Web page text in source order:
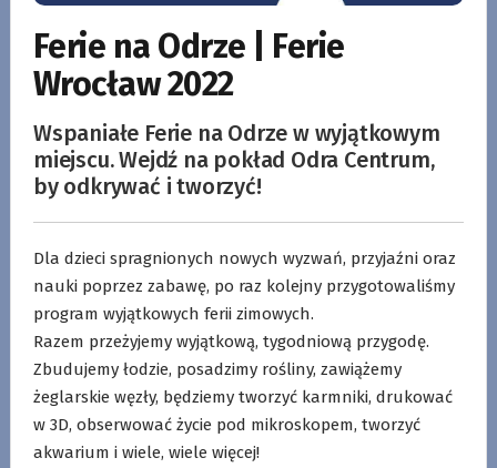
Ferie na Odrze | Ferie
Wrocław 2022
Wspaniałe Ferie na Odrze w wyjątkowym
miejscu. Wejdź na pokład Odra Centrum,
by odkrywać i tworzyć!
Dla dzieci spragnionych nowych wyzwań, przyjaźni oraz
nauki poprzez zabawę, po raz kolejny przygotowaliśmy
program wyjątkowych ferii zimowych.
Razem przeżyjemy wyjątkową, tygodniową przygodę.
Zbudujemy łodzie, posadzimy rośliny, zawiążemy
żeglarskie węzły, będziemy tworzyć karmniki, drukować
w 3D, obserwować życie pod mikroskopem, tworzyć
akwarium i wiele, wiele więcej!